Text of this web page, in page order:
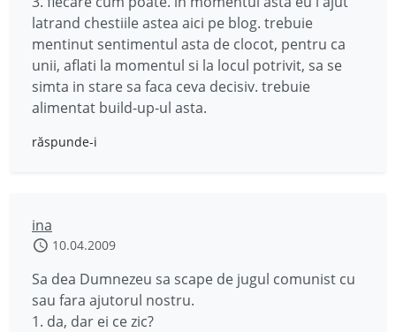
latrand chestiile astea aici pe blog. trebuie
mentinut sentimentul asta de clocot, pentru ca
unii, aflati la momentul si la locul potrivit, sa se
simta in stare sa faca ceva decisiv. trebuie
alimentat build-up-ul asta.
răspunde-i
ina
10.04.2009
Sa dea Dumnezeu sa scape de jugul comunist cu
sau fara ajutorul nostru.
1. da, dar ei ce zic?